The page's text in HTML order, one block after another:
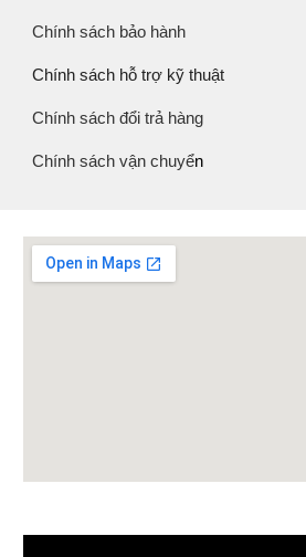
Chính sách bảo hành
Chính sách hỗ trợ kỹ thuật
Chính sách đổi trả hàng
Chính sách vận chuyển